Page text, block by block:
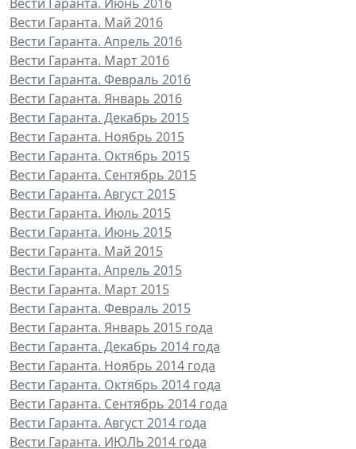
Вести Гаранта. Май 2016
Вести Гаранта. Апрель 2016
Вести Гаранта. Март 2016
Вести Гаранта. Февраль 2016
Вести Гаранта. Январь 2016
Вести Гаранта. Декабрь 2015
Вести Гаранта. Ноябрь 2015
Вести Гаранта. Октябрь 2015
Вести Гаранта. Сентябрь 2015
Вести Гаранта. Август 2015
Вести Гаранта. Июль 2015
Вести Гаранта. Июнь 2015
Вести Гаранта. Май 2015
Вести Гаранта. Апрель 2015
Вести Гаранта. Март 2015
Вести Гаранта. Февраль 2015
Вести Гаранта. Январь 2015 года
Вести Гаранта. Декабрь 2014 года
Вести Гаранта. Ноябрь 2014 года
Вести Гаранта. Октябрь 2014 года
Вести Гаранта. Сентябрь 2014 года
Вести Гаранта. Август 2014 года
Вести Гаранта. ИЮЛЬ 2014 года